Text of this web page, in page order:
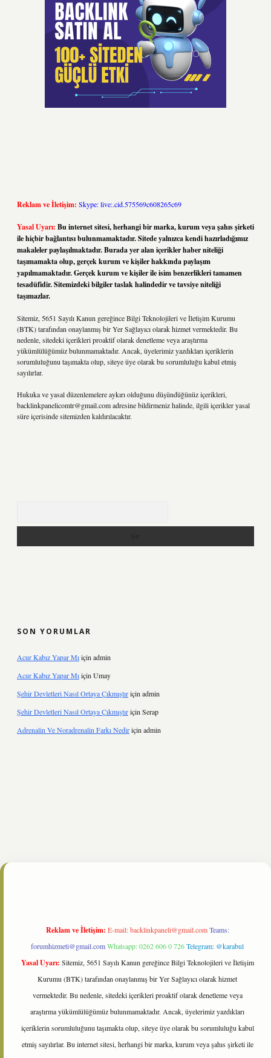
Reklam ve İletişim: Skype: live:.cid.575569c608265c69
Yasal Uyarı: Bu internet sitesi, herhangi bir marka, kurum veya şahıs şirketi
ile hiçbir bağlantısı bulunmamaktadır. Sitede yalnızca kendi hazırladığımız
makaleler paylaşılmaktadır. Burada yer alan içerikler haber niteliği
taşımamakta olup, gerçek kurum ve kişiler hakkında paylaşım
yapılmamaktadır. Gerçek kurum ve kişiler ile isim benzerlikleri tamamen
tesadüfidir. Sitemizdeki bilgiler taslak halindedir ve tavsiye niteliği
taşımazlar.
Sitemiz, 5651 Sayılı Kanun gereğince Bilgi Teknolojileri ve İletişim Kurumu
(BTK) tarafından onaylanmış bir Yer Sağlayıcı olarak hizmet vermektedir. Bu
nedenle, sitedeki içerikleri proaktif olarak denetleme veya araştırma
yükümlülüğümüz bulunmamaktadır. Ancak, üyelerimiz yazdıkları içeriklerin
sorumluluğunu taşımakta olup, siteye üye olarak bu sorumluluğu kabul etmiş
sayılırlar.
Hukuka ve yasal düzenlemelere aykırı olduğunu düşündüğünüz içerikleri,
backlinkpanelicomtr@gmail.comadresine bildirmeniz halinde, ilgili içerikler yasal
süre içerisinde sitemizden kaldırılacaktır.
SON YORUMLAR
Acur Kabız Yapar Mıiçin admin
Acur Kabız Yapar Mıiçin Umay
Şehir Devletleri Nasıl Ortaya Çıkmıştıriçin admin
Şehir Devletleri Nasıl Ortaya Çıkmıştıriçin Serap
Adrenalin Ve Noradrenalin Farkı Nediriçin admin
Reklam ve İletişim: E-mail:backlinkpaneli@gmail.com Teams:
forumhizmeti@gmail.comWhatsapp: 0262 606 0 726Telegram: @karabul
Yasal Uyarı: Sitemiz, 5651 Sayılı Kanun gereğince Bilgi Teknolojileri ve İletişim
Kurumu (BTK) tarafından onaylanmış bir Yer Sağlayıcı olarak hizmet
vermektedir. Bu nedenle, sitedeki içerikleri proaktif olarak denetleme veya
araştırma yükümlülüğümüz bulunmamaktadır. Ancak, üyelerimiz yazdıkları
içeriklerin sorumluluğunu taşımakta olup, siteye üye olarak bu sorumluluğu kabul
etmiş sayılırlar. Bu internet sitesi, herhangi bir marka, kurum veya şahıs şirketi ile